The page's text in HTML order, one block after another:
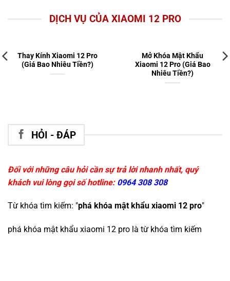
DỊCH VỤ CỦA XIAOMI 12 PRO
Thay Kính Xiaomi 12 Pro
(Giá Bao Nhiêu Tiền?)
Mở Khóa Mật Khẩu
Xiaomi 12 Pro (Giá Bao
Nhiêu Tiền?)
HỎI - ĐÁP
Đối với những câu hỏi cần sự trả lời nhanh nhất, quý
khách vui lòng gọi số hotline: 0964 308 308
Từ khóa tìm kiếm: "phá khóa mật khẩu xiaomi 12 pro"
phá khóa mật khẩu xiaomi 12 pro là từ khóa tìm kiếm